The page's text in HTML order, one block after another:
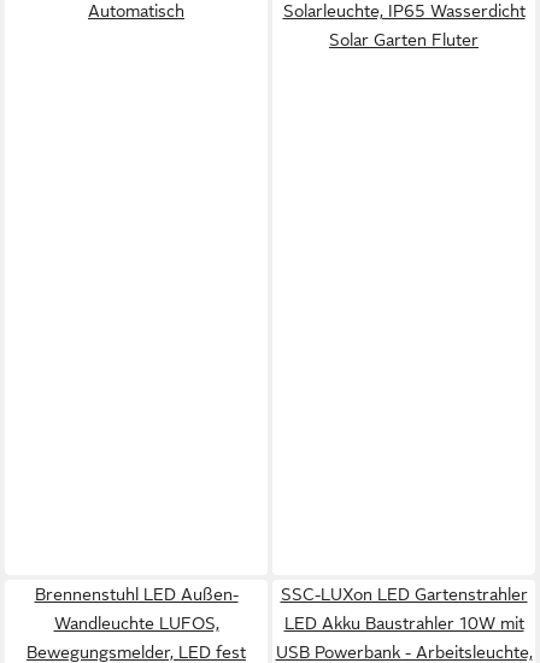
Automatisch
Solarleuchte, IP65 Wasserdicht
Solar Garten Fluter
Brennenstuhl LED Außen-
Wandleuchte LUFOS,
Bewegungsmelder, LED fest
SSC-LUXon LED Gartenstrahler
LED Akku Baustrahler 10W mit
USB Powerbank - Arbeitsleuchte,